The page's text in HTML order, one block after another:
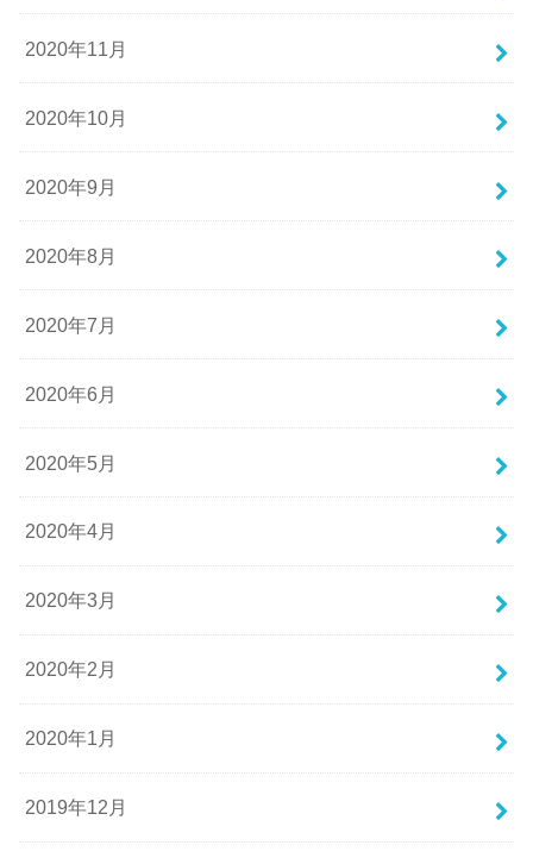
2020年11月
2020年10月
2020年9月
2020年8月
2020年7月
2020年6月
2020年5月
2020年4月
2020年3月
2020年2月
2020年1月
2019年12月